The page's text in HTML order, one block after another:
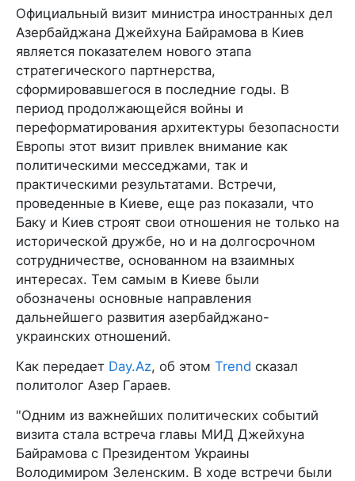
Официальный визит министра иностранных дел
Азербайджана Джейхуна Байрамова в Киев
является показателем нового этапа
стратегического партнерства,
сформировавшегося в последние годы. В
период продолжающейся войны и
переформатирования архитектуры безопасности
Европы этот визит привлек внимание как
политическими месседжами, так и
практическими результатами. Встречи,
проведенные в Киеве, еще раз показали, что
Баку и Киев строят свои отношения не только на
исторической дружбе, но и на долгосрочном
сотрудничестве, основанном на взаимных
интересах. Тем самым в Киеве были
обозначены основные направления
дальнейшего развития азербайджано-
украинских отношений.
Как передает Day.Az, об этом Trend сказал
политолог Азер Гараев.
"Одним из важнейших политических событий
визита стала встреча главы МИД Джейхуна
Байрамова с Президентом Украины
Володимиром Зеленским. В ходе встречи были